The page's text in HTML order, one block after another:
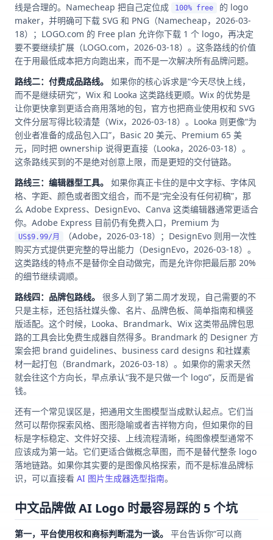
线是合理的。Namecheap 把自己定位成
100% free
的 logo
maker，并明确可下载 SVG 和 PNG（Namecheap，2026-03-
18）；LOGO.com 的 Free plan 允许你下载 1 个 logo，再决定
要不要继续扩展（LOGO.com，2026-03-18）。这条路线的价值
在于用最低成本把方向跑出来，而不是一次解决所有品牌问题。
路线二：付费成品路线。
如果你的核心诉求是“今天尽快上线，
而不是继续研究”，Wix 和 Looka 这类路线更顺。Wix 的优势是
让你更快拿到更适合商用落地的包，官方也把商业使用权和 SVG
文件分层写得比较清楚（Wix，2026-03-18）。Looka 则更像“为
创业者准备的成品包入口”，Basic 20 美元、Premium 65 美
元，同时把 ownership 说得更直接（Looka，2026-03-18）。
这条路线买到的不是绝对创意上限，而是更短的交付链路。
路线三：编辑器型工具。
如果你真正卡住的是中文字标、字体风
格、字距、颜色或者图文组合，而不是“完全没有任何初稿”，那
么 Adobe Express、DesignEvo、Canva 这类编辑器通常更适合
你。Adobe Express 目前仍有免费入口，Premium 为
US$9.99/月
（Adobe，2026-03-18）；DesignEvo 则用一次性
购买方式提供更完整的导出能力（DesignEvo，2026-03-18）。
这类路线的特点不是替你全自动做完，而是允许你把最后那 20%
的细节继续调顺。
路线四：品牌包路线。
很多人到了第二周才发现，自己需要的不
只是主标，还包括社媒头像、名片、品牌色板、简单指南和横竖
版适配。这个时候，Looka、Brandmark、Wix 这类带品牌包思
路的工具会比免费生成器自然得多。Brandmark 的 Designer 方
案会把 brand guidelines、business card designs 和社媒素
材一起打包（Brandmark，2026-03-18）。如果你的需求天然
就会往这个方向长，早点承认“我不是只做一个 logo”，反而是省
钱。
还有一个常见误区是，把通用文生图模型当成默认起点。它们当
然可以帮你探索风格、图形隐喻或者吉祥物方向，但如果你的目
标是字标稳定、文件好交接、上线流程清晰，纯图像模型通常不
应该成为第一站。它们更适合做概念草图，而不是替代整条 logo
落地链路。如果你其实要的是图像风格探索，而不是标准品牌标
识，可以直接看 AI 图片生成器选型指南。
中文品牌做 AI Logo 时最容易踩的 5 个坑
第一，平台使用权和商标判断混为一谈。
平台告诉你“可以商